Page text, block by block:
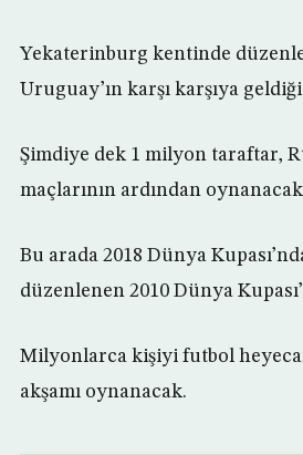
Yekaterinburg kentinde
Uruguay’ın karşı karşıya
Şimdiye dek 1 milyon taraftar,
maçlarının ardından
Bu arada 2018 Dünya
düzenlenen 2010 Dünya
Milyonlarca kişiyi futbol
akşamı oynanacak.